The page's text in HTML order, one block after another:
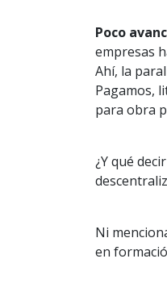
Poco
empresas
Ahí, la
Pagamos,
para obra
¿Y qué
Ni
en